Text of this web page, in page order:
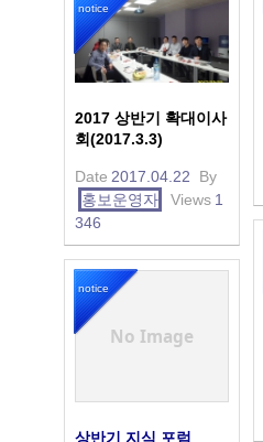
notice
2017 상반기 확대이사
회(2017.3.3)
Date 2017.04.22
By
홍보운영자
Views 1
346
No Image
notice
상반기 지식 포럼